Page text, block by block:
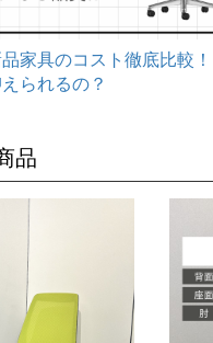
家具のコスト徹底比較
られるの？
品